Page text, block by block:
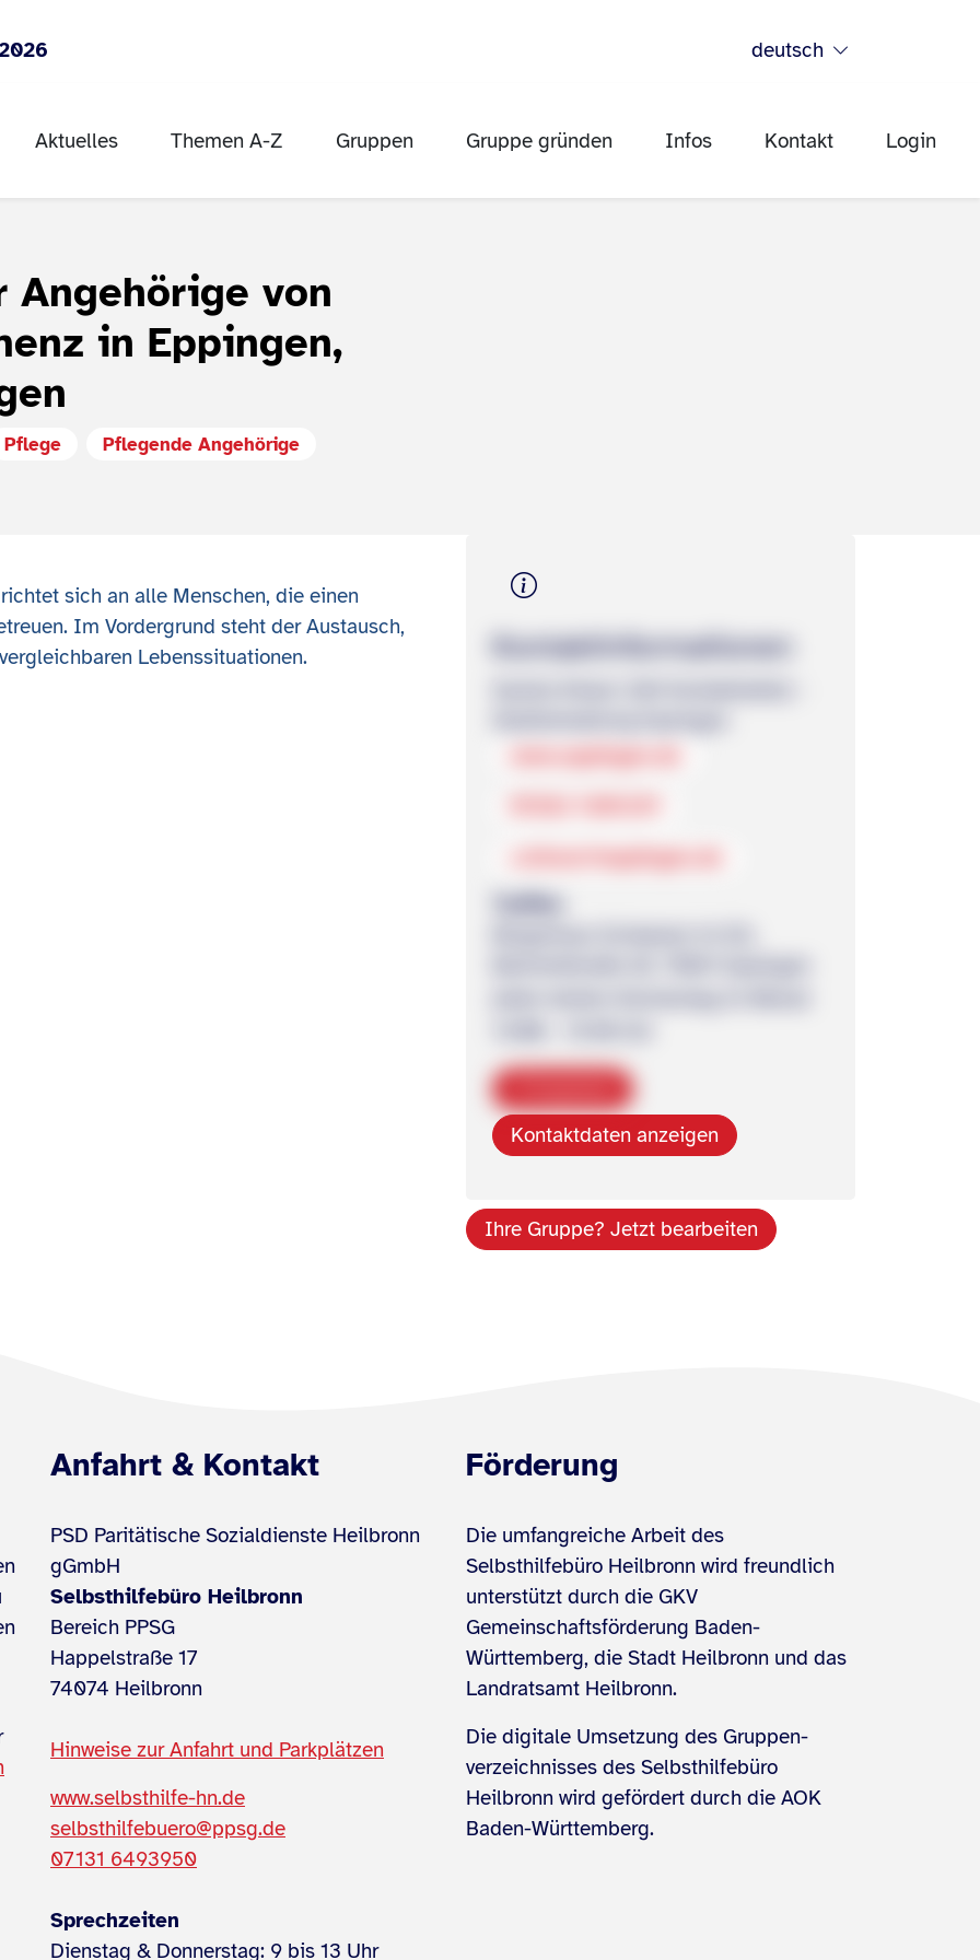
deutsch
Aktuelles Themen A-Z Gruppen Gruppe gründen Infos Kontakt Login
Angehörige von
in Eppingen,
Pflege Pflegende Angehörige
sich an alle Menschen, die einen
Im Vordergrund steht der Austausch,
Lebenssituationen.
Kontakt­informationen
Kontaktdaten anzeigen
Ihre Gruppe? Jetzt bearbeiten
Anfahrt & Kontakt
PSD Paritätische Sozialdienste Heilbronn
gGmbH
Selbsthilfebüro Heilbronn
Bereich PPSG
Happelstraße 17
74074 Heilbronn
Hinweise zur Anfahrt und Parkplätzen
www.selbsthilfe-hn.de
selbsthilfebuero@ppsg.de
07131 6493950
Sprechzeiten
Dienstag & Donnerstag: 9 bis 13 Uhr
Förderung
Die umfangreiche Arbeit des
Selbsthilfebüro Heilbronn wird freundlich
unterstützt durch die GKV
Gemeinschaftsförderung Baden-
Württemberg, die Stadt Heilbronn und das
Landratsamt Heilbronn.
Die digitale Umsetzung des Gruppen­
verzeichnisses des Selbsthilfebüro
Heilbronn wird gefördert durch die AOK
Baden-Württemberg.